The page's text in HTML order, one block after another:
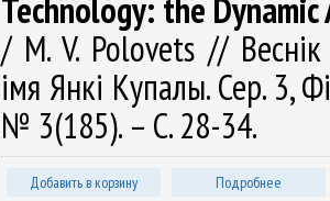
Technology: the Dynamic
/ M. V. Polovets // Веснік
імя Янкі Купалы. Сер. 3,
№ 3(185). – С. 28-34.
Добавить в корзину Подробнее